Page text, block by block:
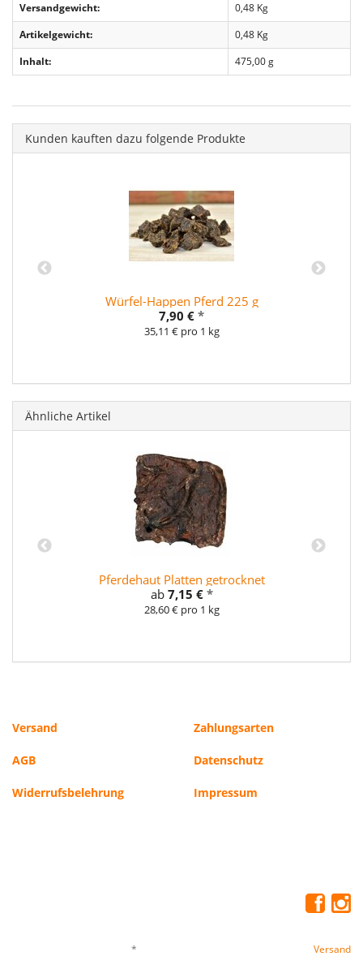
Versandgewicht:
0,48 Kg
Artikelgewicht:
0,48 Kg
Inhalt:
475,00 g
Kunden kauften dazu folgende Produkte
Würfel-Happen Pferd 225 g
7,90 € *
35,11 € pro 1 kg
Ähnliche Artikel
Pferdehaut Platten getrocknet
ab 7,15 € *
28,60 € pro 1 kg
Versand Zahlungsarten
AGB Datenschutz
Widerrufsbelehrung Impressum
* Versand